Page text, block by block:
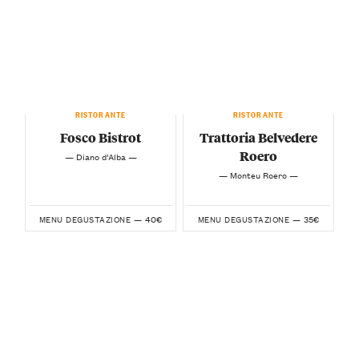
RISTORANTE
Fosco Bistrot
— Diano d’Alba —
MENU DEGUSTAZIONE — 40€
RISTORANTE
Trattoria Belvedere
Roero
— Monteu Roero —
MENU DEGUSTAZIONE — 35€